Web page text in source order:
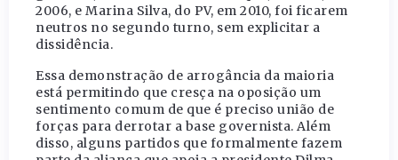
2006, e Marina Silva, do PV, em 2010, foi ficarem
neutros no segundo turno, sem explicitar a
dissidência.
Essa demonstração de arrogância da maioria
está permitindo que cresça na oposição um
sentimento comum de que é preciso união de
forças para derrotar a base governista. Além
disso, alguns partidos que formalmente fazem